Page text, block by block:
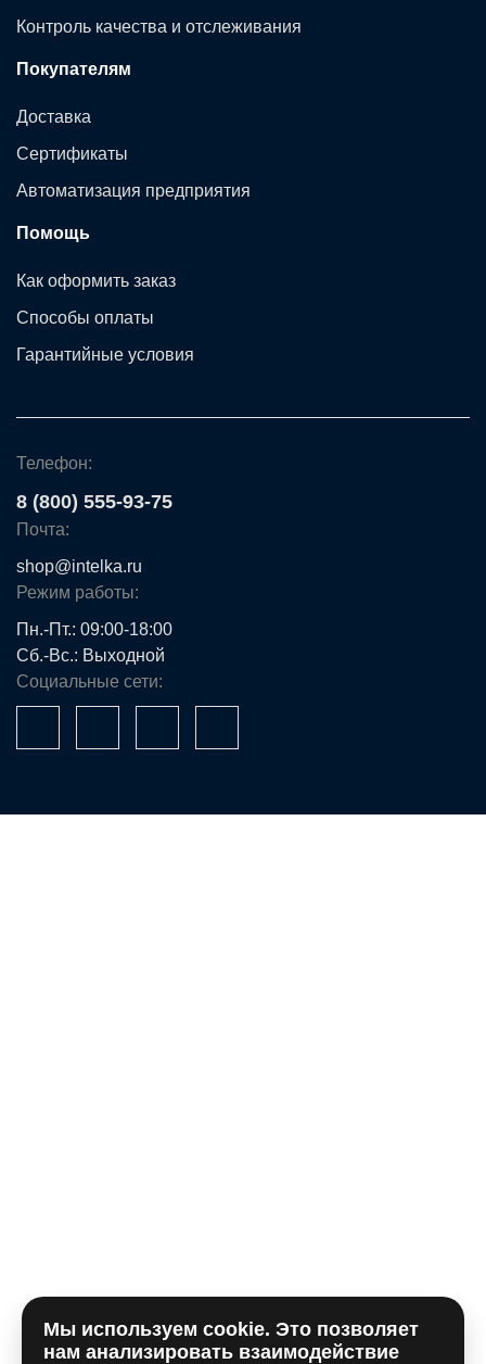
Контроль качества и отслеживания
Покупателям
Доставка
Сертификаты
Автоматизация предприятия
Помощь
Как оформить заказ
Способы оплаты
Гарантийные условия
Телефон:
8 (800) 555-93-75
Почта:
shop@intelka.ru
Режим работы:
Пн.-Пт.: 09:00-18:00
Сб.-Вс.: Выходной
Социальные сети:
Отправляя форму, вы принимаете политику
использования сookieи даете согласие наобработку
Мы используем cookie. Это позволяет
нам анализировать взаимодействие